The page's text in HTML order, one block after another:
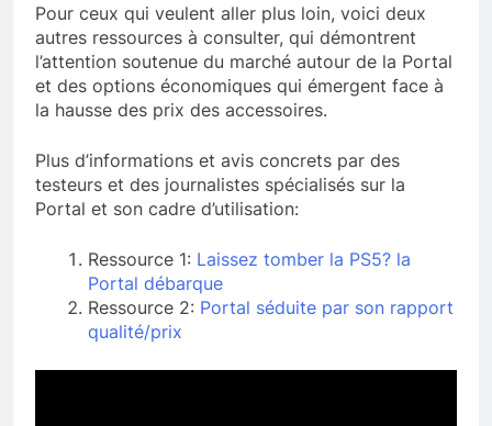
Pour ceux qui veulent aller plus loin, voici deux
autres ressources à consulter, qui démontrent
l’attention soutenue du marché autour de la Portal
et des options économiques qui émergent face à
la hausse des prix des accessoires.
Plus d’informations et avis concrets par des
testeurs et des journalistes spécialisés sur la
Portal et son cadre d’utilisation:
Ressource 1: Laissez tomber la PS5? la
Portal débarque
Ressource 2: Portal séduite par son rapport
qualité/prix